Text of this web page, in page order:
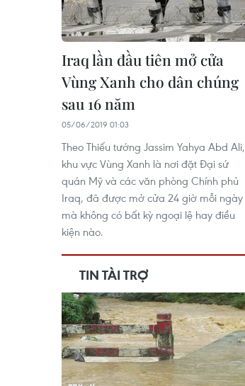
Iraq lần đầu tiên mở cửa
Vùng Xanh cho dân chúng
sau 16 năm
05/06/2019 01:03
Theo Thiếu tướng Jassim Yahya Abd Ali,
khu vực Vùng Xanh là nơi đặt Đại sứ
quán Mỹ và các văn phòng Chính phủ
Iraq, đã được mở cửa 24 giờ mỗi ngày
mà không có bất kỳ ngoại lệ hay điều
kiện nào.